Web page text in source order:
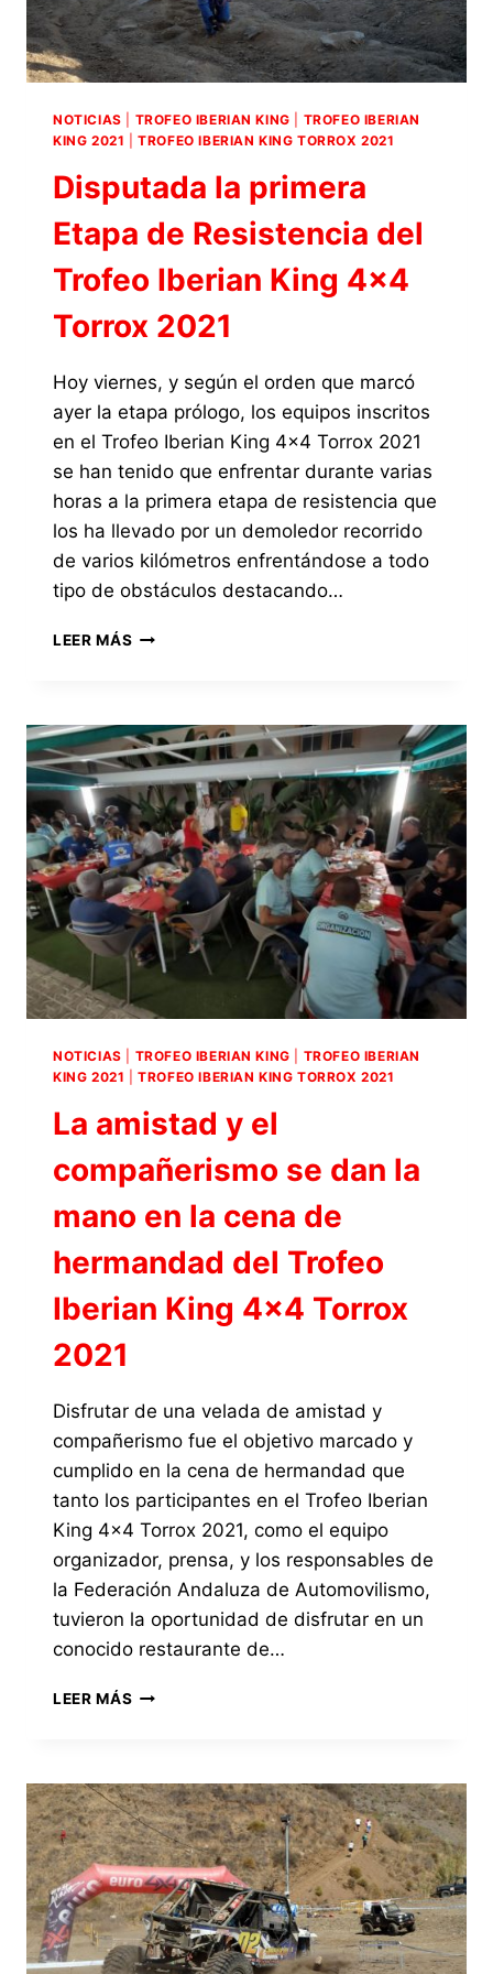
DEL
TROFEO
IBERIAN
4×4
TORROX
NOTICIAS TROFEO IBERIAN KING
TROFEO IBERIAN
KING 2021 |TROFEO IBERIAN KING TORROX 2021
Disputada la primera
Etapa de Resistencia del
Trofeo Iberian King 4×4
Torrox 2021
Hoy viernes, y según el orden que marcó
ayer la etapa prólogo, los equipos inscritos
en el Trofeo Iberian King 4×4 Torrox 2021
se han tenido que enfrentar durante varias
horas a la primera etapa de resistencia que
los ha llevado por un demoledor recorrido
de varios kilómetros enfrentándose a todo
tipo de obstáculos destacando…
LEER MÁS DISPUTADA
DE
RESISTENCIA
DEL
TROFEO
IBERIAN
KING
4×4
TORROX
2021
NOTICIAS TROFEO IBERIAN KING
TROFEO IBERIAN
KING 2021 |TROFEO IBERIAN KING TORROX 2021
La amistad y el
compañerismo se dan la
mano en la cena de
hermandad del Trofeo
Iberian King 4×4 Torrox
2021
Disfrutar de una velada de amistad y
compañerismo fue el objetivo marcado y
cumplido en la cena de hermandad que
tanto los participantes en el Trofeo Iberian
King 4×4 Torrox 2021, como el equipo
organizador, prensa, y los responsables de
la Federación Andaluza de Automovilismo,
tuvieron la oportunidad de disfrutar en un
conocido restaurante de…
LEER MÁS LA
COMPAÑERISMO
SE
DAN
LA
MANO
EN
LA
CENA